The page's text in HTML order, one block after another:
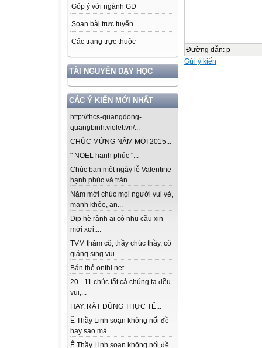
Góp ý với ngành GD
Soạn bài trực tuyến
Các trang trực thuộc
TÀI NGUYÊN DẠY HỌC
CÁC Ý KIẾN MỚI NHẤT
http://thcs-quangdong-
quangbinh.violet.vn/...
CHÚC MỪNG NĂM MỚI 2015...
" NOEL hạnh phúc "...
Chúc bạn một ngày lễ Valentine
hạnh phúc và tràn...
Năm mới chúc mọi người vui vẻ,
mạnh khỏe, an...
Dịp hè rảnh ai có nhu cầu xin
mời xơi....
TVM thăm cô, thầy chúc thầy, cô
giáng sing vui...
Bán thẻ onthi.net...
20 - 11 chúc tất cả chúng ta đều
vui,...
HAY, RẤT ĐÚNG THỰC TẾ...
Ê Thầy Linh soạn không nổi đề
hay sao mà...
Ê Thầy Linh soạn không nổi đề
Đường dẫn: p
Gửi ý kiến